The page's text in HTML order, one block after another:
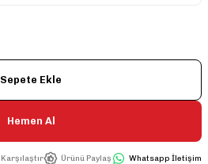
Sepete Ekle
Hemen Al
Karşılaştır Ürünü Paylaş Whatsapp İletişim